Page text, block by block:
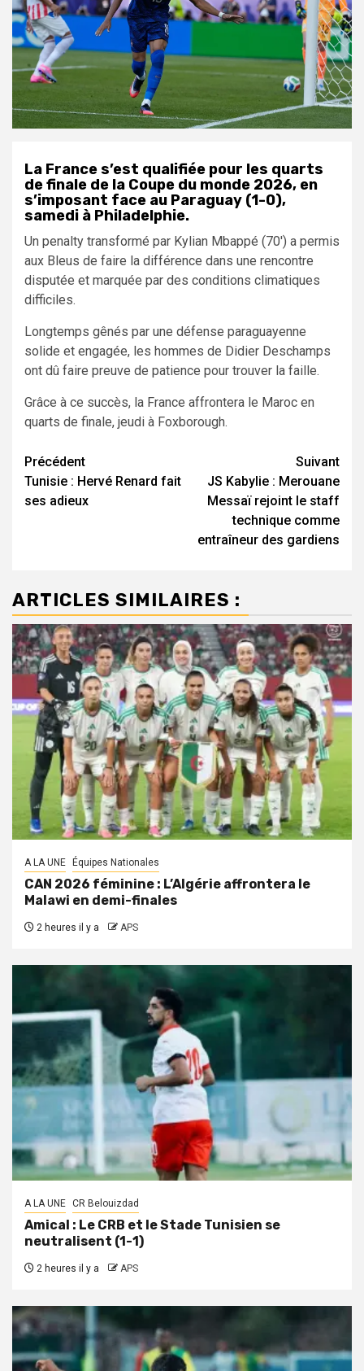
La France s’est qualifiée pour les quarts
de finale de la Coupe du monde 2026, en
s’imposant face au Paraguay (1-0),
samedi à Philadelphie.
Un penalty transformé par Kylian Mbappé (70′) a permis
aux Bleus de faire la différence dans une rencontre
disputée et marquée par des conditions climatiques
difficiles.
Longtemps gênés par une défense paraguayenne
solide et engagée, les hommes de Didier Deschamps
ont dû faire preuve de patience pour trouver la faille.
Grâce à ce succès, la France affrontera le Maroc en
quarts de finale, jeudi à Foxborough.
Navigation
d’article
Précédent
Tunisie : Hervé Renard fait
ses adieux
Suivant
JS Kabylie : Merouane
Messaï rejoint le staff
technique comme
entraîneur des gardiens
ARTICLES SIMILAIRES :
A LA UNE Équipes Nationales
CAN 2026 féminine : L’Algérie affrontera le
Malawi en demi-finales
2 heures il y a APS
A LA UNE CR Belouizdad
Amical : Le CRB et le Stade Tunisien se
neutralisent (1-1)
2 heures il y a APS